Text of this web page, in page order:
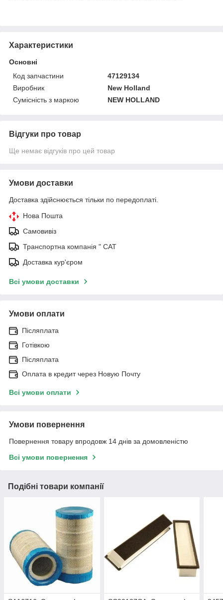
Характеристики
Основні
Код запчастини
47129134
Виробник
New Holland
Сумісність з маркою
NEW HOLLAND
Відгуки про товар
Ще немає відгуків про цей товар
Умови доставки
Доставка здійснюється тільки по передоплаті.
Нова Пошта
Самовивіз
Транспортна компанія " САТ
Доставка кур'єром
Всі умови доставки
Умови оплати
Післяплата
Готівкою
Післяплата
Оплата в кредит через Новую Почту
Всі умови оплати
Умови повернення
Повернення товару впродовж 14 днів за домовленістю
Всі умови повернення
Подібні товари компанії